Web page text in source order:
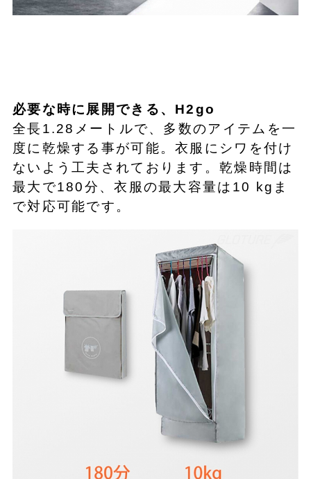
必要な時に展開できる、H2go
全長1.28メートルで、多数のアイテムを一
度に乾燥する事が可能。衣服にシワを付け
ないよう工夫されております。乾燥時間は
最大で180分、衣服の最大容量は10 kgま
で対応可能です。